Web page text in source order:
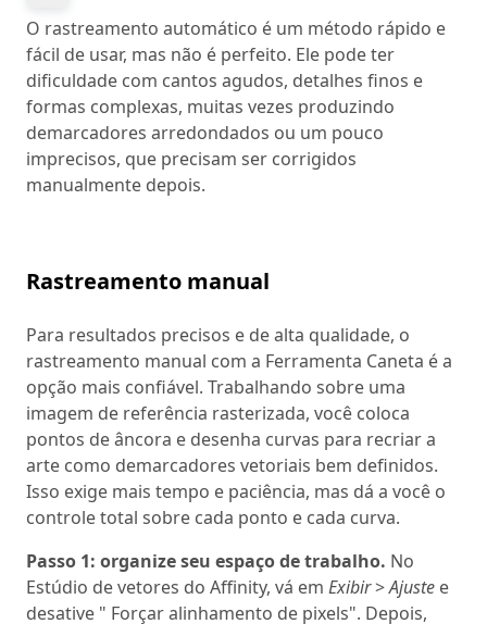
O rastreamento automático é um método rápido e
fácil de usar, mas não é perfeito. Ele pode ter
dificuldade com cantos agudos, detalhes finos e
formas complexas, muitas vezes produzindo
demarcadores arredondados ou um pouco
imprecisos, que precisam ser corrigidos
manualmente depois.
Rastreamento manual
Para resultados precisos e de alta qualidade, o
rastreamento manual com a Ferramenta Caneta é a
opção mais confiável. Trabalhando sobre uma
imagem de referência rasterizada, você coloca
pontos de âncora e desenha curvas para recriar a
arte como demarcadores vetoriais bem definidos.
Isso exige mais tempo e paciência, mas dá a você o
controle total sobre cada ponto e cada curva.
Passo 1: organize seu espaço de trabalho. No
Estúdio de vetores do Affinity, vá em Exibir>Ajuste e
desative " Forçar alinhamento de pixels". Depois,